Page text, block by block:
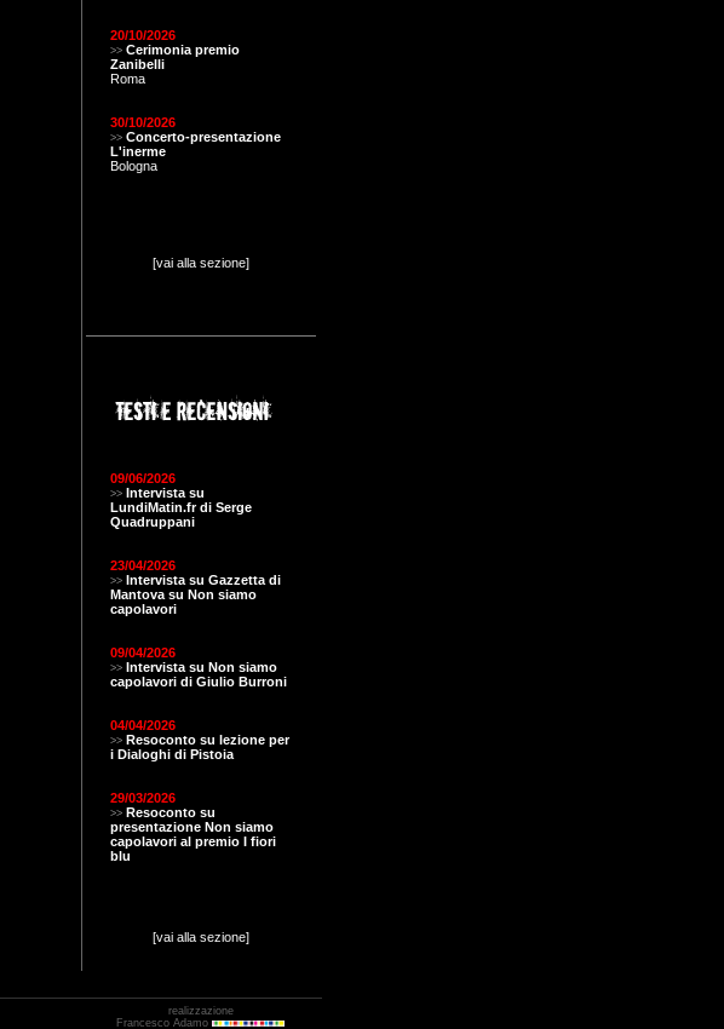
20/10/2026
>> Cerimonia premio
Zanibelli
Roma
30/10/2026
>> Concerto-presentazione
L'inerme
Bologna
[vai alla sezione]
09/06/2026
>> Intervista su
LundiMatin.fr di Serge
Quadruppani
23/04/2026
>> Intervista su Gazzetta di
Mantova su Non siamo
capolavori
09/04/2026
>> Intervista su Non siamo
capolavori di Giulio Burroni
04/04/2026
>> Resoconto su lezione per
i Dialoghi di Pistoia
29/03/2026
>> Resoconto su
presentazione Non siamo
capolavori al premio I fiori
blu
[vai alla sezione]
realizzazione
Francesco Adamo